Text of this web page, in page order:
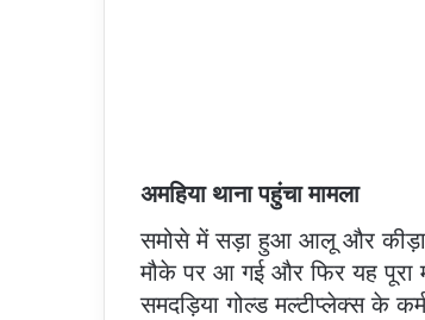
अमहिया थाना पहुंचा मामला
समोसे में सड़ा हुआ आलू और कीड़ा
मौके पर आ गई और फिर यह पूरा
समदड़िया गोल्ड मल्टीप्लेक्स के